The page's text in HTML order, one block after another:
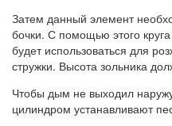
Затем данный элемент
бочки. С помощью этого
будет использоваться для
стружки. Высота зольника
Чтобы дым не выходил
цилиндром устанавливают